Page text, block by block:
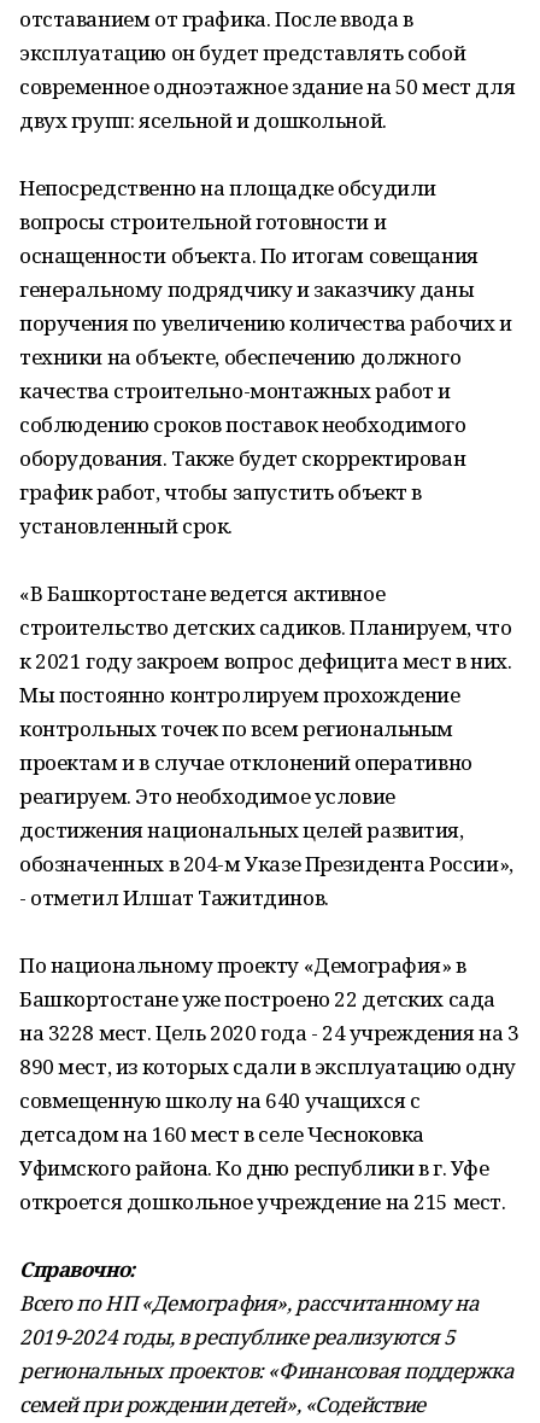
отставанием от графика. После ввода в
эксплуатацию он будет представлять собой
современное одноэтажное здание на 50 мест для
двух групп: ясельной и дошкольной.
Непосредственно на площадке обсудили
вопросы строительной готовности и
оснащенности объекта. По итогам совещания
генеральному подрядчику и заказчику даны
поручения по увеличению количества рабочих и
техники на объекте, обеспечению должного
качества строительно-монтажных работ и
соблюдению сроков поставок необходимого
оборудования. Также будет скорректирован
график работ, чтобы запустить объект в
установленный срок.
«В Башкортостане ведется активное
строительство детских садиков. Планируем, что
к 2021 году закроем вопрос дефицита мест в них.
Мы постоянно контролируем прохождение
контрольных точек по всем региональным
проектам и в случае отклонений оперативно
реагируем. Это необходимое условие
достижения национальных целей развития,
обозначенных в 204-м Указе Президента России»,
- отметил Илшат Тажитдинов.
По национальному проекту «Демография» в
Башкортостане уже построено 22 детских сада
на 3228 мест. Цель 2020 года - 24 учреждения на 3
890 мест, из которых сдали в эксплуатацию одну
совмещенную школу на 640 учащихся с
детсадом на 160 мест в селе Чесноковка
Уфимского района. Ко дню республики в г. Уфе
откроется дошкольное учреждение на 215 мест.
Справочно:
Всего по НП «Демография», рассчитанному на
2019-2024 годы, в республике реализуются 5
региональных проектов: «Финансовая поддержка
семей при рождении детей», «Содействие